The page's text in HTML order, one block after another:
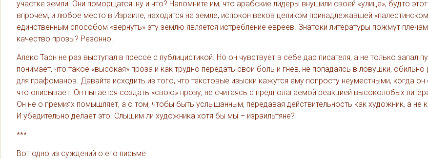
участке земли. Они поморщатся: ну и что? Напомните им, что арабские лидеры внушили своей «улице», будто этот
впрочем, и любое место в Израиле, находится на земле, испокон веков целиком принадлежавшей
единственным способом «вернуть» эту землю является истребление евреев. Знатоки литературы пожмут
качество прозы? Резонно.
Алекс Тарн не раз выступал в прессе с публицистикой. Но он чувствует в себе дар писателя, а не только запал
понимает, что такое «высокая» проза и как трудно передать свои боль и гнев, не попадаясь в ловушки, обильно
для графоманов. Давайте исходить из того, что текстовые изыски кажутся ему попросту неуместными, когда он
что описывает. Он пытается создать «свою» прозу, не считаясь с предполагаемой реакцией высоколобых
Он не о премиях помышляет, а о том, чтобы быть услышанным, передавая действительность как художник, а не
И убедительно делает это. Слышим ли художника хотя бы мы – израильтяне?
***
Вот одно из суждений о его письме.